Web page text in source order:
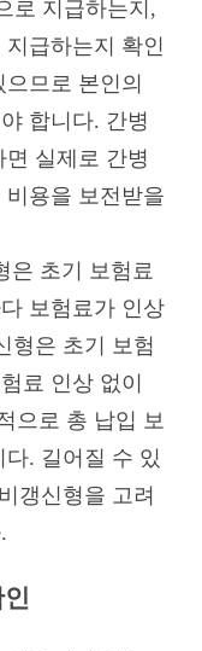
로 지급하는지,
급하는지 확인
므로 본인의
합니다. 간병
실제로 간병
용을 보전받을
은 초기 보험료
보험료가 인상
형은 초기 보험
료 인상 없이
으로 총 납입 보
. 길어질 수 있
갱신형을 고려